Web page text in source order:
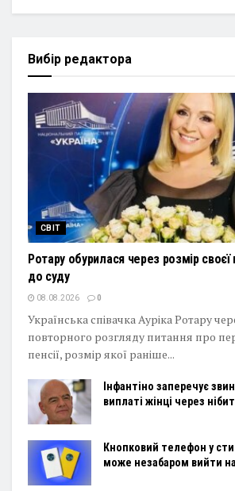
Вибір редактора
СВІТ
Ротару обурилася через розмір своєї
до суду
08.08.2026 0
Українська співачка Ауріка Ротару
повторного розгляду питання про
пенсії, розмір якої раніше...
Інфантіно заперечує
виплаті жінці через
Кнопковий телефон у
може незабаром вийти